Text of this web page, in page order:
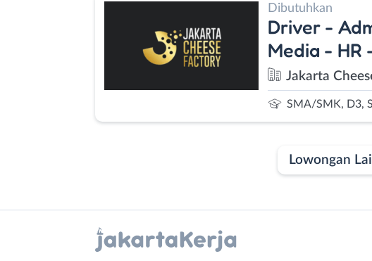
Dibutuhkan
Driver -
Media - HR
Jakarta
SMA/SMK, D3,
Lowongan